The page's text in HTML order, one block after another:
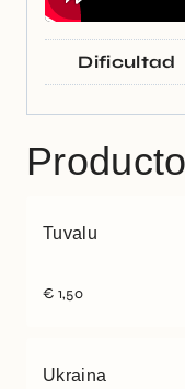
Dificultad
Tuvalu
€ 1,50
Ukraina